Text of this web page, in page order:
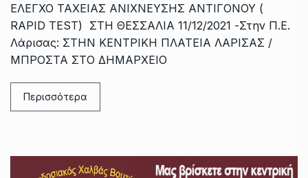
ΕΛΕΓΧΟ ΤΑΧΕΙΑΣ ΑΝΙΧΝΕΥΣΗΣ ΑΝΤΙΓΟΝΟΥ (
RAPID TEST) ΣΤΗ ΘΕΣΣΑΛΙΑ 11/12/2021 -Στην Π.Ε.
Λάρισας: ΣΤΗΝ ΚΕΝΤΡΙΚΗ ΠΛΑΤΕΙΑ ΛΑΡΙΣΑΣ /
ΜΠΡΟΣΤΑ ΣΤΟ ΔΗΜΑΡΧΕΙΟ
Περισσότερα